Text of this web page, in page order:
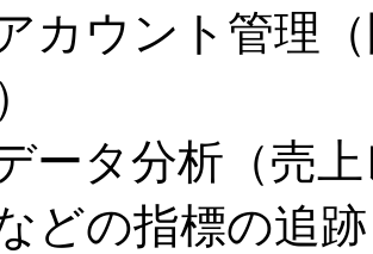
カウント管理
ータ分析（売
どの指標の追